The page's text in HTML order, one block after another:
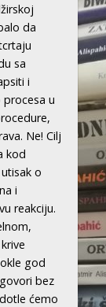
da
sa
i
procesa u
Ne! Cilj
kod
o
i
reakciju.
god
bez
ćemo